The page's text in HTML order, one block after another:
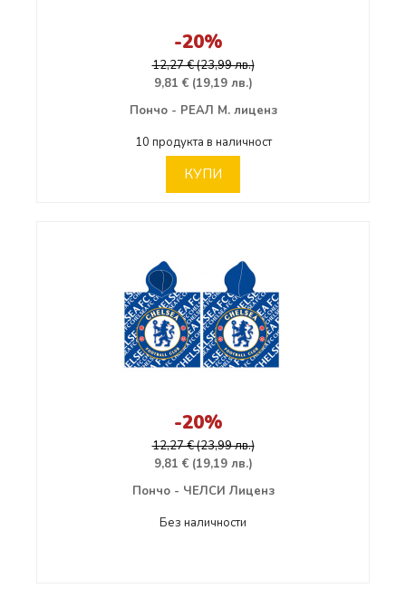
-20%
12,27 € (23,99 лв.)
9,81 € (19,19 лв.)
Пончо - РЕАЛ М. лиценз
10 продукта в наличност
КУПИ
-20%
12,27 € (23,99 лв.)
9,81 € (19,19 лв.)
Пончо - ЧЕЛСИ Лиценз
Без наличности